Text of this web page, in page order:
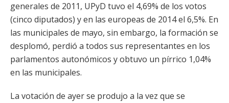
generales de 2011, UPyD tuvo el 4,69% de los votos
(cinco diputados) y en las europeas de 2014 el 6,5%. En
las municipales de mayo, sin embargo, la formación se
desplomó, perdió a todos sus representantes en los
parlamentos autonómicos y obtuvo un pírrico 1,04%
en las municipales.
La votación de ayer se produjo a la vez que se